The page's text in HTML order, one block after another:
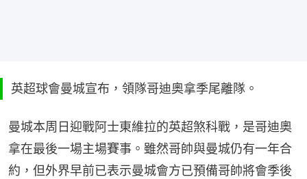
英超球會曼城宣布，領隊哥迪奧拿季尾離隊。
曼城本周日迎戰阿士東維拉的英超煞科戰，是哥迪奧
拿在最後一場主場賽事。雖然哥帥與曼城仍有一年合
約，但外界早前已表示曼城會方已預備哥帥將會季後